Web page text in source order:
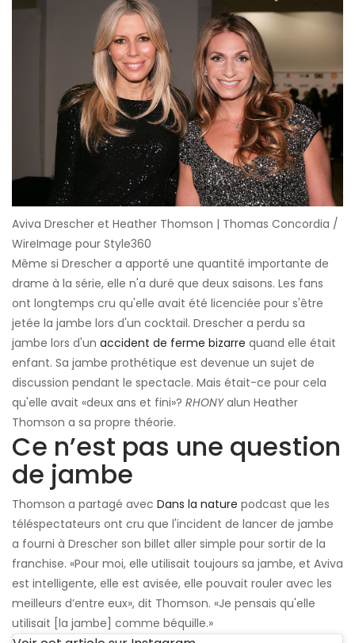
Aviva Drescher et Heather Thomson | Thomas Concordia /
WireImage pour Style360
Même si Drescher a apporté une quantité importante de
drame à la série, elle n'a duré que deux saisons. Les fans
ont longtemps cru qu'elle avait été licenciée pour s'être
jetée la jambe lors d'un cocktail. Drescher a perdu sa
jambe lors d'un accident de ferme bizarre quand elle était
enfant. Sa jambe prothétique est devenue un sujet de
discussion pendant le spectacle. Mais était-ce pour cela
qu'elle avait «deux ans et fini»? RHONYalun Heather
Thomson a sa propre théorie.
Ce n’est pas une question
de jambe
Thomson a partagé avec Dans la nature podcast que les
téléspectateurs ont cru que l'incident de lancer de jambe
a fourni à Drescher son billet aller simple pour sortir de la
franchise. «Pour moi, elle utilisait toujours sa jambe, et Aviva
est intelligente, elle est avisée, elle pouvait rouler avec les
meilleurs d’entre eux», dit Thomson. «Je pensais qu'elle
utilisait [la jambe] comme béquille.»